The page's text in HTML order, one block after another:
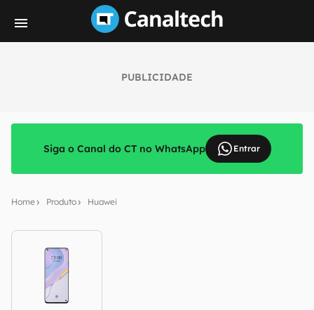
PUBLICIDADE
Siga o Canal do CT no WhatsApp Entrar
Home Produto Huawei